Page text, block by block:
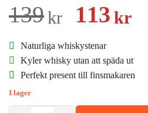
139kr
Det
priset
var:
113 kr
är:
Naturliga whiskystenar
Kyler whisky utan att späda ut
Perfekt present till finsmakaren
I lager